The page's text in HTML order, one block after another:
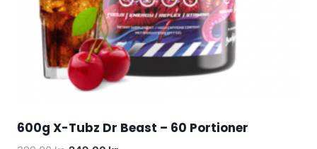
600g X-Tubz Dr Beast – 60 Portioner